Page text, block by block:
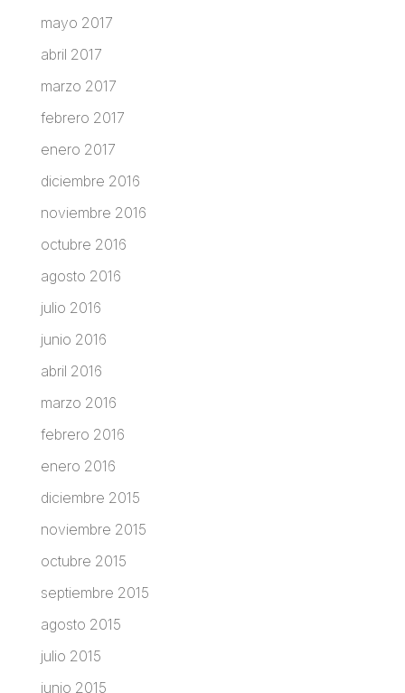
mayo 2017
abril 2017
marzo 2017
febrero 2017
enero 2017
diciembre 2016
noviembre 2016
octubre 2016
agosto 2016
julio 2016
junio 2016
abril 2016
marzo 2016
febrero 2016
enero 2016
diciembre 2015
noviembre 2015
octubre 2015
septiembre 2015
agosto 2015
julio 2015
junio 2015